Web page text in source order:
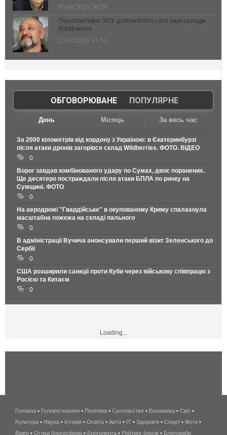
03.08.2026 20:24
Перспектива: ЗСУ добомблять і всі інші склади
Wildberries
23.07.2026 11:31
ОБГОВОРЮВАНЕ| ПОПУЛЯРНЕ
День Місяць За весь час
За 2000 кілометрів від кордону з Україною: в Єкатеринбурзі
після атаки дронів загорівся склад Wildberries. ФОТО. ВІДЕО
0
Ворог завдав комбінованого удару по Сумах, двоє поранених.
Ще десятеро постраждали після атаки БПЛА по ринку на
Сумщині. ФОТО
0
На аеродромі "Гвардійське" в окупованому Криму спалахнула
масштабна пожежа на складі пального
0
В адміністрації Вучича анонсували перший візит Зеленського до
Сербії
0
США розширили санкції проти Куби через військову співпрацю з
Росією та Китаєм
0
Loading...
беспроводной
интернет
киев
Головна • Головні новини • Політика • Суспільство • Економіка • Світ •
Культура • Наука • Історія • Освіта • Авто • IT • Здоров'я • Спорт • Фото •
Відео • Огляд блогосфери • Блоголента • Рейтинг блогів • Блогожаби